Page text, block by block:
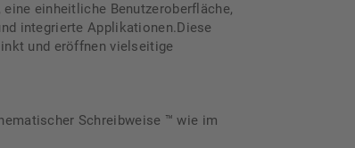
einheitliche Benutzeroberfläche,
integrierte Applikationen.Diese
und eröffnen vielseitige
Schreibweise ™ wie im